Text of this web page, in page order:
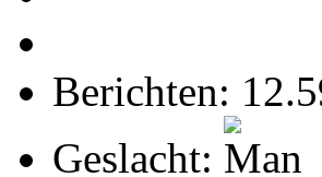
Berichten:
Geslacht: